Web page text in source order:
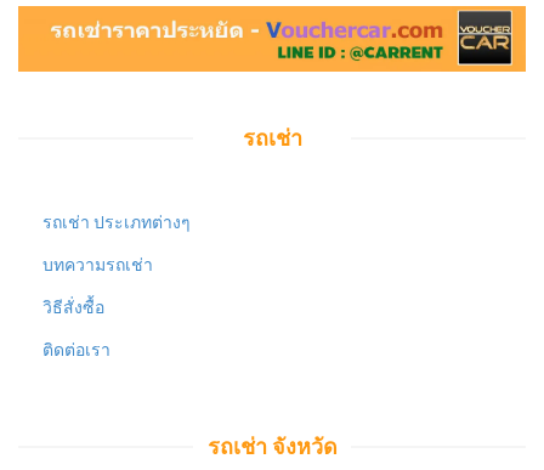
รถเช่า
รถเช่า ประเภทต่างๆ
บทความรถเช่า
วิธีสั่งซื้อ
ติดต่อเรา
รถเช่า จังหวัด